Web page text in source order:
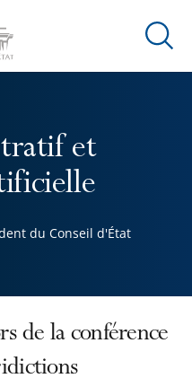
Ouvrir
et
du Conseil d'État
de la conférence